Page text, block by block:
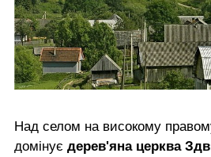
Над селом на високому
домінує дерев'яна церква